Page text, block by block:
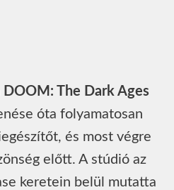
DOOM: The Dark Ages
óta folyamatosan
és most végre
előtt. A stúdió az
keretein belül mutatta